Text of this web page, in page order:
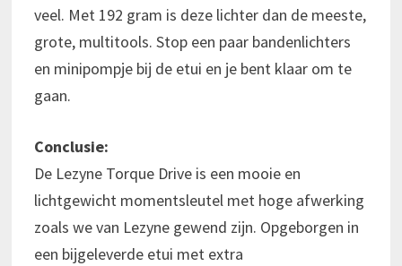
veel. Met 192 gram is deze lichter dan de meeste,
grote, multitools. Stop een paar bandenlichters
en minipompje bij de etui en je bent klaar om te
gaan.
Conclusie:
De Lezyne Torque Drive is een mooie en
lichtgewicht momentsleutel met hoge afwerking
zoals we van Lezyne gewend zijn. Opgeborgen in
een bijgeleverde etui met extra